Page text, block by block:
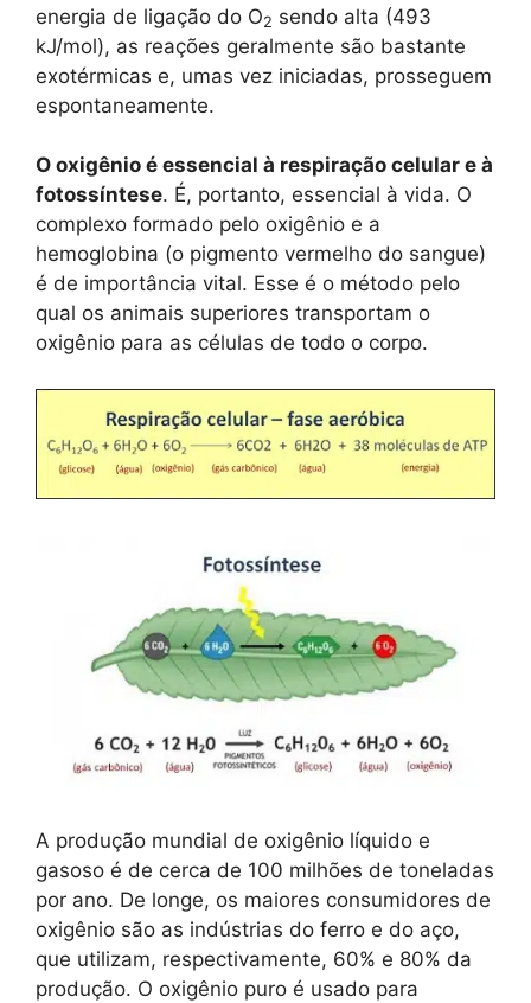
energia de ligação do O2 sendo alta (493
kJ/mol), as reações geralmente são bastante
exotérmicas e, umas vez iniciadas, prosseguem
espontaneamente.
O oxigênio é essencial à respiração celular e à
fotossíntese. É, portanto, essencial à vida. O
complexo formado pelo oxigênio e a
hemoglobina (o pigmento vermelho do sangue)
é de importância vital. Esse é o método pelo
qual os animais superiores transportam o
oxigênio para as células de todo o corpo.
A produção mundial de oxigênio líquido e
gasoso é de cerca de 100 milhões de toneladas
por ano. De longe, os maiores consumidores de
oxigênio são as indústrias do ferro e do aço,
que utilizam, respectivamente, 60% e 80% da
produção. O oxigênio puro é usado para